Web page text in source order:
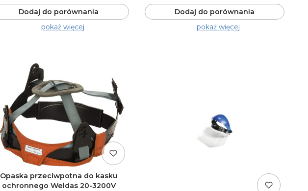
Dodaj do porównania
pokaż więcej
Dodaj do porównania
pokaż więcej
Opaska przeciwpotna do kasku
ochronnego Weldas 20-3200V